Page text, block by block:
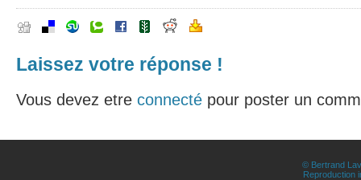
Laissez votre réponse !
Vous devez etre connecté pour poster un
© Bertrand
Reproduction